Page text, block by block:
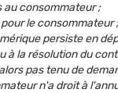
au consommateur ;
le consommateur ;
persiste en
la résolution du
pas tenu de
n'a droit à